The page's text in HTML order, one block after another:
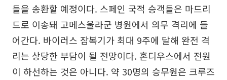
들을 송환할 예정이다. 스페인 국적 승객들은 마드리
드로 이송돼 고메스울라군 병원에서 의무 격리에 들
어간다. 바이러스 잠복기가 최대 9주에 달해 완전 격
리는 상당한 부담이 될 전망이다. 혼디우스에서 전원
이 하선하는 것은 아니다. 약 30명의 승무원은 크루즈